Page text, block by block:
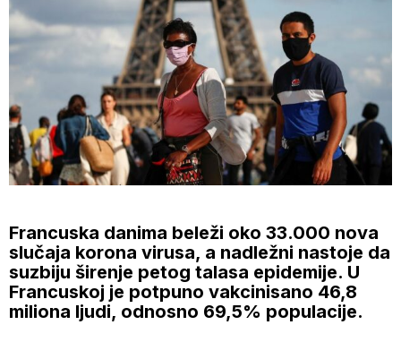
Francuska danima beleži oko 33.000 nova
slučaja korona virusa, a nadležni nastoje da
suzbiju širenje petog talasa epidemije. U
Francuskoj je potpuno vakcinisano 46,8
miliona ljudi, odnosno 69,5% populacije.